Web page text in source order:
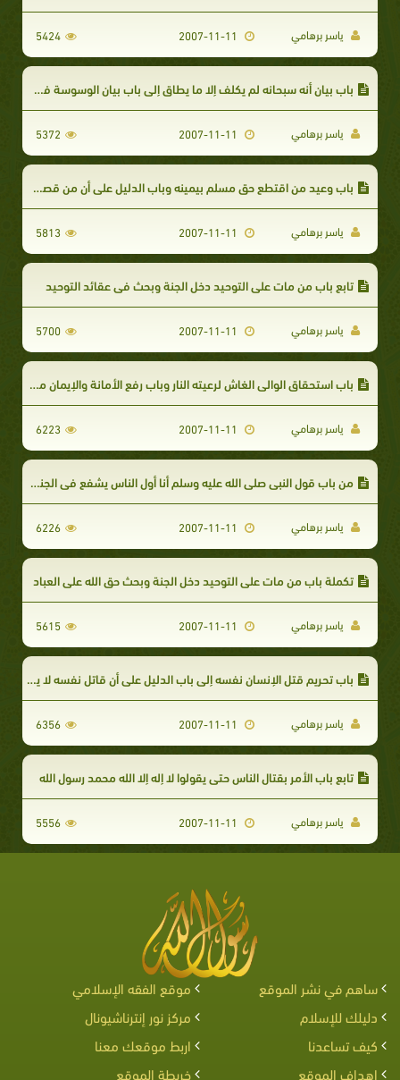
ياسر برهامي 5424
باب بيان أنه سبحانه لم يكلف إلا ما يطاق إلى باب بيان الوسوسة في الإيمان
ياسر برهامي 5372
باب وعيد من اقتطع حق مسلم بيمينه وباب الدليل على أن من قصد أخذ مال غيره بغير حق
ياسر برهامي 5813
تابع باب من مات على التوحيد دخل الجنة وبحث في عقائد التوحيد
ياسر برهامي 5700
باب استحقاق الوالي الغاش لرعيته النار وباب رفع الأمانة والإيمان من بعض القلوب
ياسر برهامي 6223
من باب قول النبي صلى الله عليه وسلم أنا أول الناس يشفع في الجنة ....إلى باب موالاة المؤمنين
ياسر برهامي 6226
تكملة باب من مات على التوحيد دخل الجنة وبحث حق الله على العباد
ياسر برهامي 5615
باب تحريم قتل الإنسان نفسه إلى باب الدليل على أن قاتل نفسه لا يكفر
ياسر برهامي 6356
تابع باب الأمر بقتال الناس حتى يقولوا لا إله إلا الله محمد رسول الله
ياسر برهامي 5556
ساهم في نشر الموقع
موقع الفقه الإسلامي
دليلك للإسلام
مركز نور إنترناشيونال
كيف تساعدنا
اربط موقعك معنا
اهداف الموقع
خريطة الموقع